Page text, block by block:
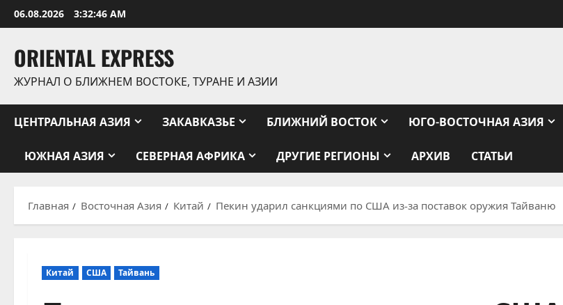
Перейти
к
06.08.2026 3:32:47 AM
ORIENTAL EXPRESS
ЖУРНАЛ О БЛИЖНЕМ ВОСТОКЕ, ТУРАНЕ И АЗИИ
ЦЕНТРАЛЬНАЯ АЗИЯ ЗАКАВКАЗЬЕ БЛИЖНИЙ ВОСТОК ЮГО-ВОСТОЧНАЯ АЗИЯ
ЮЖНАЯ АЗИЯ СЕВЕРНАЯ АФРИКА ДРУГИЕ РЕГИОНЫ АРХИВ СТАТЬИ
Главная Восточная Азия Китай Пекин ударил санкциями по США из-за поставок оружия Тайваню
Китай США Тайвань